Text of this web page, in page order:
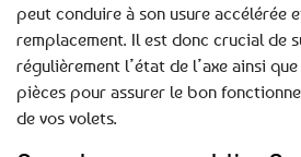
peut conduire à son usure accélérée
remplacement. Il est donc crucial de
régulièrement l’état de l’axe ainsi
pièces pour assurer le bon
de vos volets.